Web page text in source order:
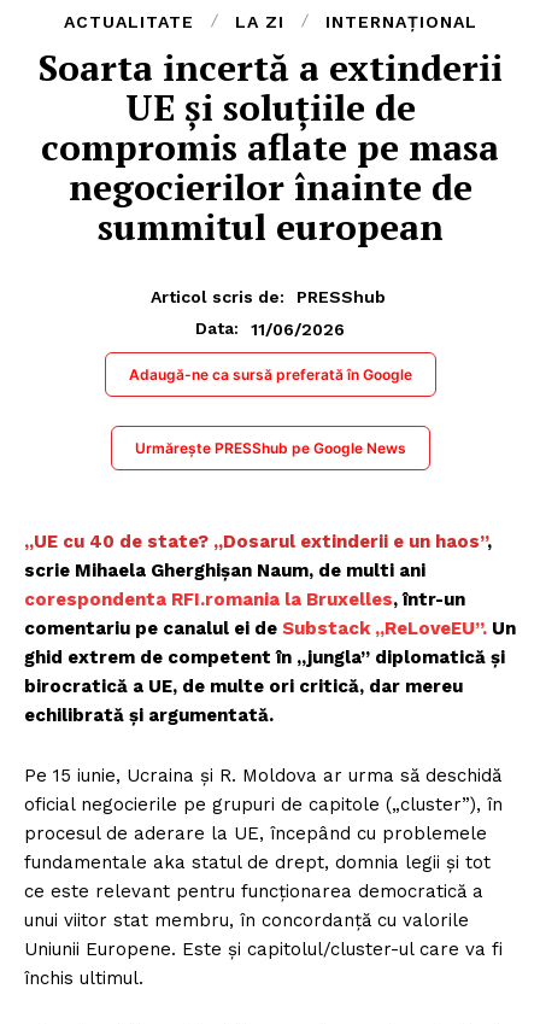
ACTUALITATE LA ZI INTERNAȚIONAL
Soarta incertă a extinderii
UE și soluțiile de
compromis aflate pe masa
negocierilor înainte de
summitul european
Articol scris de:
PRESShub
Data:
11/06/2026
Adaugă-ne ca sursă preferată în Google
Urmărește PRESShub pe Google News
„UE cu 40 de state? „Dosarul extinderii e un haos”,
scrie Mihaela Gherghișan Naum, de multi ani
corespondenta RFI.romania la Bruxelles, într-un
comentariu pe canalul ei de Substack „ReLoveEU”. Un
ghid extrem de competent în „jungla” diplomatică și
birocratică a UE, de multe ori critică, dar mereu
echilibrată și argumentată.
Pe 15 iunie, Ucraina și R. Moldova ar urma să deschidă
oficial negocierile pe grupuri de capitole („cluster”), în
procesul de aderare la UE, începând cu problemele
fundamentale aka statul de drept, domnia legii și tot
ce este relevant pentru funcționarea democratică a
unui viitor stat membru, în concordanță cu valorile
Uniunii Europene. Este și capitolul/cluster-ul care va fi
închis ultimul.